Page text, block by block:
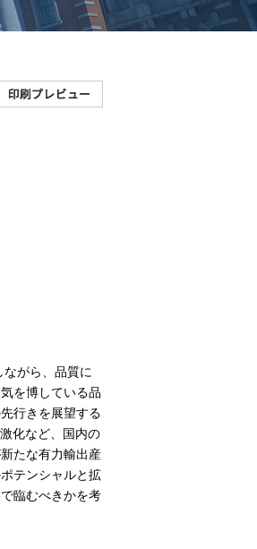
がら、品質に
を博している品
行きを展望する
化など、国内の
たな有力輸出産
テンシャルと拡
臨むべきかを考